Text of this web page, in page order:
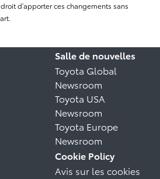
d’apporter ces changements sans
Salle de nouvelles
Toyota Global
Newsroom
Toyota USA
Newsroom
Toyota Europe
Newsroom
Cookie Policy
Avis sur les cookies